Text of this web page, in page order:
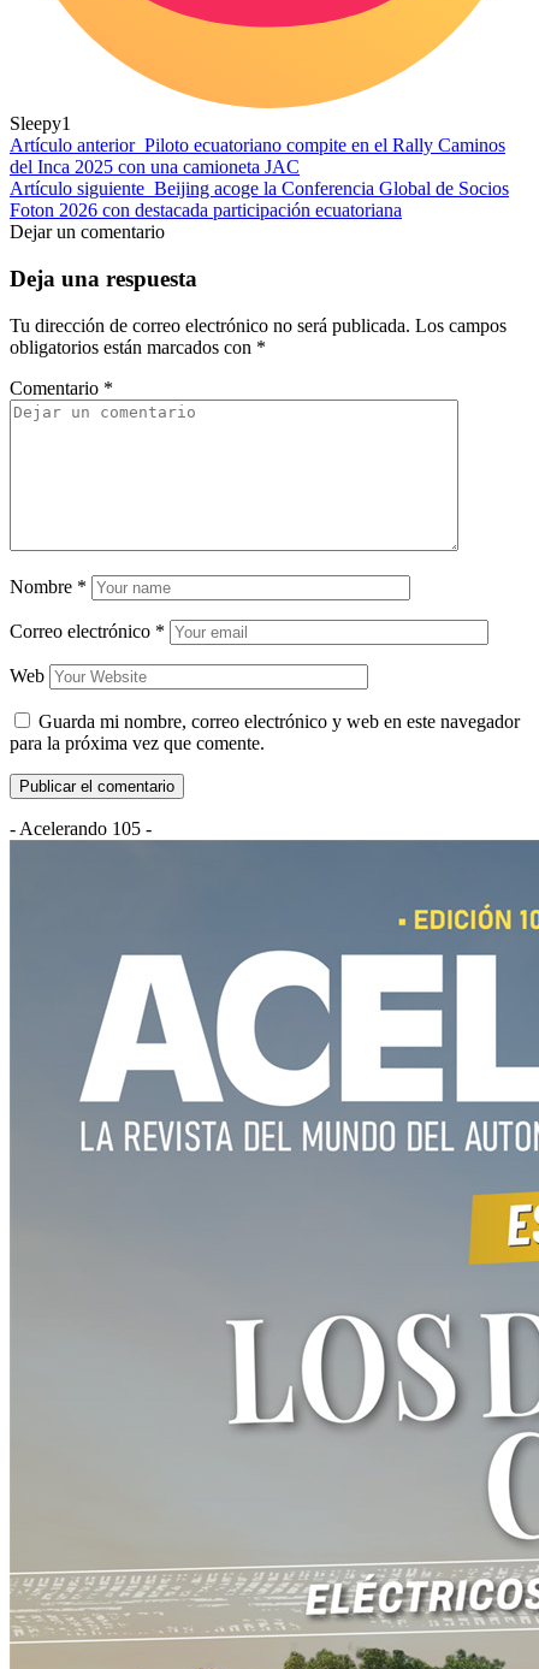
Sleepy1
Artículo anterior Piloto ecuatoriano compite en el Rally Caminos
del Inca 2025 con una camioneta JAC
Artículo siguiente Beijing acoge la Conferencia Global de Socios
Foton 2026 con destacada participación ecuatoriana
Dejar un comentario
Deja una respuesta
Tu dirección de correo electrónico no será publicada. Los campos
obligatorios están marcados con *
Comentario *
Nombre *
Correo electrónico *
Web
Guarda mi nombre, correo electrónico y web en este navegador
para la próxima vez que comente.
- Acelerando 105 -